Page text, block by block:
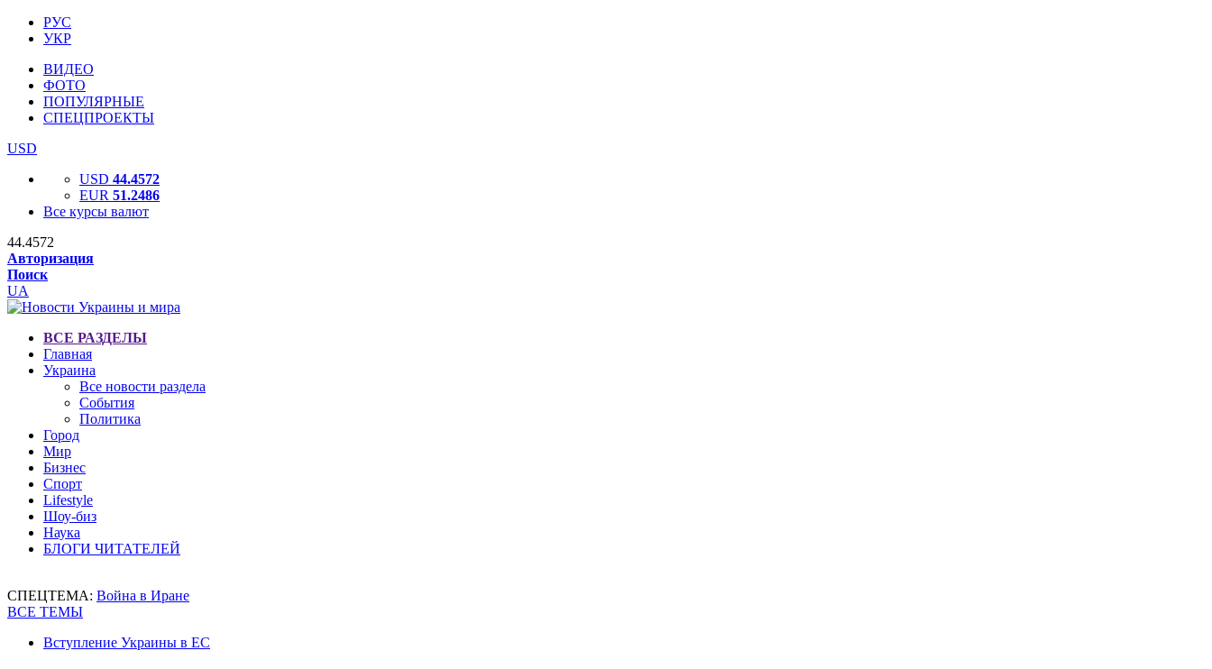
РУС
УКР
ВИДЕО
ФОТО
ПОПУЛЯРНЫЕ
СПЕЦПРОЕКТЫ
USD
USD 44.4572
EUR 51.2486
Все курсы валют
44.4572
Авторизация
Поиск
UA
ВСЕ РАЗДЕЛЫ
Главная
Украина
Все новости раздела
События
Политика
Город
Мир
Бизнес
Спорт
Lifestyle
Шоу-биз
Наука
БЛОГИ ЧИТАТЕЛЕЙ
СПЕЦТЕМА: Война в Иране
ВСЕ ТЕМЫ
Вступление Украины в ЕС